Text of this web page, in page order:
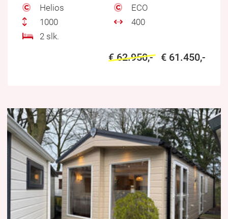
Helios
ECO
1000
400
2 slk.
€ 62.950,- € 61.450,-